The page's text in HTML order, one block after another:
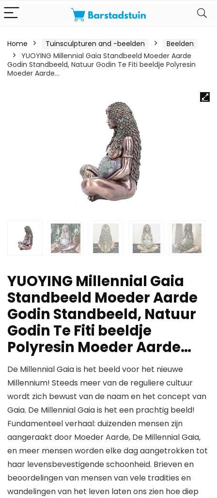
Home Tuinsculpturen and -beelden
Beelden
YUOYING Millennial Gaia Standbeeld Moeder Aarde
Godin Standbeeld, Natuur Godin Te Fiti beeldje Polyresin
Moeder Aarde…
YUOYING Millennial Gaia
Standbeeld Moeder Aarde
Godin Standbeeld, Natuur
Godin Te Fiti beeldje
Polyresin Moeder Aarde…
De Millennial Gaia is het beeld voor het nieuwe
Millennium! Steeds meer van de reguliere cultuur
wordt zich bewust van de naam en het concept van
Gaia. De Millennial Gaia is het een prachtig beeld!
Fundamenteel verhaal: duizenden mensen zijn
aangeraakt door Moeder Aarde, De Millennial Gaia,
en meer mensen worden elke dag aangetrokken tot
haar levensbevestigende schoonheid. Brieven en
beoordelingen van mensen van vele tradities en
wandelingen van het leven laten ons zien hoe diep